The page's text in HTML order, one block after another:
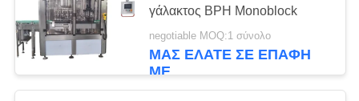
ΕΠΑΦΉ
ΜΕ
γάλακτος BPH Monoblock
negotiable MOQ:1 σύνολο
ΜΑΣ ΕΛΆΤΕ ΣΕ ΕΠΑΦΉ
ΜΕ